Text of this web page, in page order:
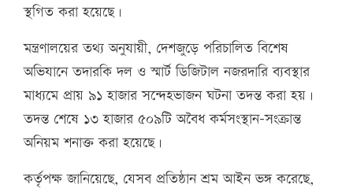
স্থগিত করা হয়েছে।
মন্ত্রণালয়ের তথ্য অনুযায়ী, দেশজুড়ে পরিচালিত বিশেষ
অভিযানে তদারকি দল ও স্মার্ট ডিজিটাল নজরদারি ব্যবস্থার
মাধ্যমে প্রায় ৯১ হাজার সন্দেহভাজন ঘটনা তদন্ত করা হয়।
তদন্ত শেষে ১৩ হাজার ৫০৯টি অবৈধ কর্মসংস্থান–সংক্রান্ত
অনিয়ম শনাক্ত করা হয়েছে।
কর্তৃপক্ষ জানিয়েছে, যেসব প্রতিষ্ঠান শ্রম আইন ভঙ্গ করেছে,